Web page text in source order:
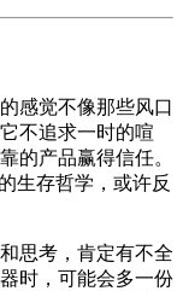
感觉不像那些风口
不追求一时的喧
的产品赢得信任。
生存哲学，或许反
思考，肯定有不全
时，可能会多一份